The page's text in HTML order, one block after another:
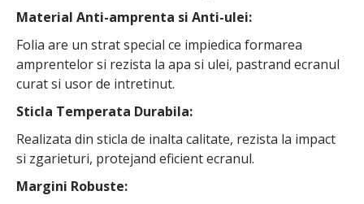
Material Anti-amprenta si Anti-ulei:
Folia are un strat special ce impiedica formarea
amprentelor si rezista la apa si ulei, pastrand ecranul
curat si usor de intretinut.
Sticla Temperata Durabila:
Realizata din sticla de inalta calitate, rezista la impact
si zgarieturi, protejand eficient ecranul.
Margini Robuste: